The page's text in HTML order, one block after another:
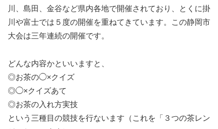
川、島田、金谷など県内各地で開催されており、とくに掛
川や富士では５度の開催を重ねてきています。この静岡市
大会は三年連続の開催です。
どんな内容かといいますと、
◎お茶の◯×クイズ
◎◯×クイズあて
◎お茶の入れ方実技
という三種目の競技を行ないます（これを「３つの茶レン